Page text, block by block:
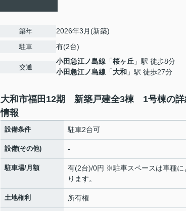
築年 2026年3月(新築)
駐車 有(2台)
交通
小田急江ノ島線 「桜ヶ丘 」駅 徒歩8分
小田急江ノ島線 「大和 」駅 徒歩27分
大和市福田12期 新築戸建全3棟 1号棟の詳
情報
設備条件 駐車2台可
設備(その他) -
駐車場/月額
有(2台)/0円 ※駐車スペースは車種に
ります。
土地権利 所有権